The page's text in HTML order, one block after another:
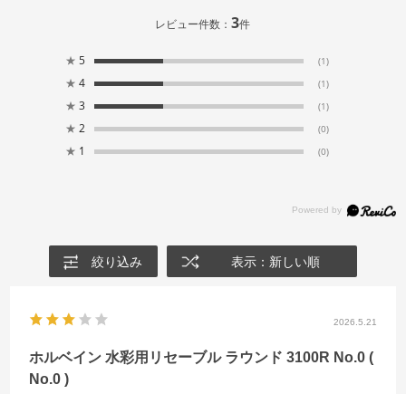
レビュー件数：3件
★ 5 (1)
★ 4 (1)
★ 3 (1)
★ 2 (0)
★ 1 (0)
絞り込み 表示：新しい順
2026.5.21
ホルベイン 水彩用リセーブル ラウンド 3100R No.0 (
No.0 )